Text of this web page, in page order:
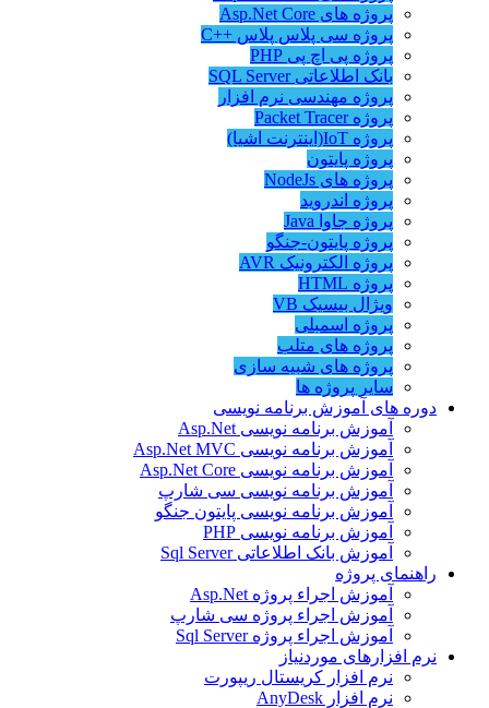
پروژه های Asp.Net Core
پروژه سی پلاس پلاس ++C
پروژه پی اچ پی PHP
بانک اطلاعاتی SQL Server
پروژه مهندسی نرم افزار
پروژه Packet Tracer
پروژه IoT(اینترنت اشیا)
پروژه پایتون
پروژه های NodeJs
پروژه اندروید
پروژه جاوا Java
پروژه پایتون-جنگو
پروژه الکترونیک AVR
پروژه HTML
ویژال بیسیک VB
پروژه اسمبلی
پروژه های متلب
پروژه های شبیه سازی
سایر پروژه ها
دوره های آموزش برنامه نویسی
آموزش برنامه نویسی Asp.Net
آموزش برنامه نویسی Asp.Net MVC
آموزش برنامه نویسی Asp.Net Core
آموزش برنامه نویسی سی شارپ
آموزش برنامه نویسی پایتون جنگو
آموزش برنامه نویسی PHP
آموزش بانک اطلاعاتی Sql Server
راهنمای پروژه
آموزش اجراء پروژه Asp.Net
آموزش اجراء پروژه سی شارپ
آموزش اجراء پروژه Sql Server
نرم افزارهای موردنیاز
نرم افزار کریستال ریپورت
نرم افزار AnyDesk